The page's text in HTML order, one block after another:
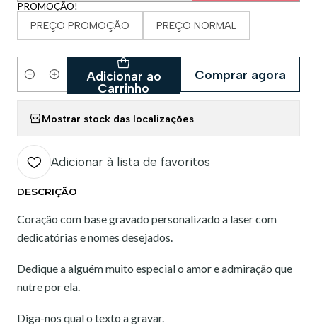
PROMOÇÃO!
PREÇO PROMOÇÃO PREÇO NORMAL
Quantidade
Adicionar ao
Carrinho
Comprar agora
Mostrar stock das localizações
Adicionar à lista de favoritos
DESCRIÇÃO
Coração com base gravado personalizado a laser com
dedicatórias e nomes desejados.
Dedique a alguém muito especial o amor e admiração que
nutre por ela.
Diga-nos qual o texto a gravar.